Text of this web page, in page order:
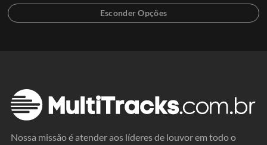
Nossa missão é atender aos líderes de louvor em todo o